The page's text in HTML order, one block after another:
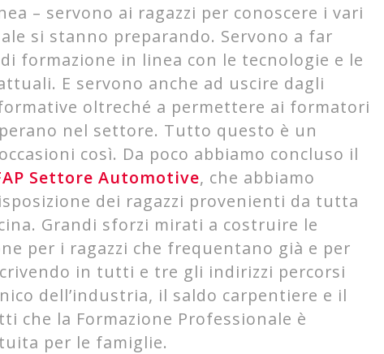
– servono ai ragazzi per conoscere i vari
si stanno preparando. Servono a far
formazione in linea con le tecnologie e le
E servono anche ad uscire dagli
oltreché a permettere ai formatori
nel settore. Tutto questo è un
così. Da poco abbiamo concluso il
Settore Automotive, che abbiamo
dei ragazzi provenienti da tutta
Grandi sforzi mirati a costruire le
per i ragazzi che frequentano già e per
in tutti e tre gli indirizzi percorsi
dell’industria, il saldo carpentiere e il
che la Formazione Professionale è
per le famiglie.